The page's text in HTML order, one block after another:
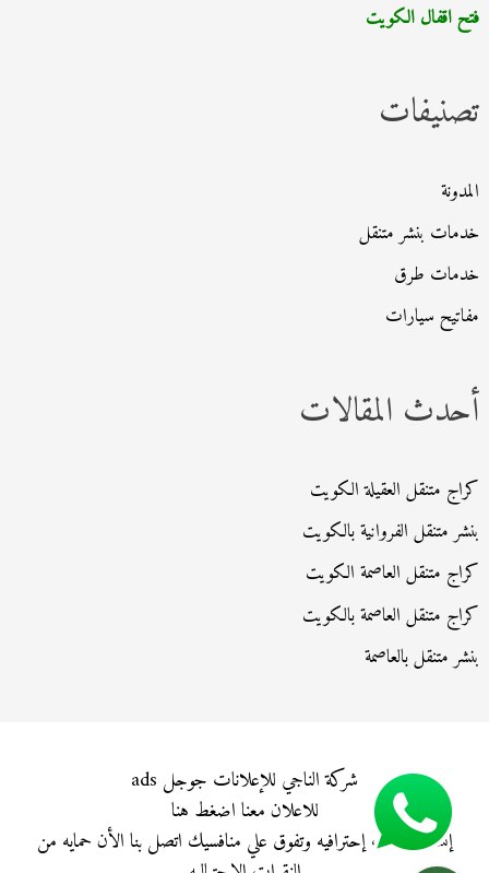
ح
ع
:
فتح اقفال الكويت
تصنيفات
المدونة
خدمات بنشر متنقل
خدمات طرق
مفاتيح سيارات
أحدث المقالات
كراج متنقل العقيلة الكويت
بنشر متنقل الفروانية بالكويت
كراج متنقل العاصمة الكويت
كراج متنقل العاصمة بالكويت
بنشر متنقل بالعاصمة
شركة الناجي للإعلانات جوجل ads
للاعلان معنااضغط هنا
إنشاء حملات إحترافيه وتفوق علي منافسيك اتصل بنا الأن حمايه من